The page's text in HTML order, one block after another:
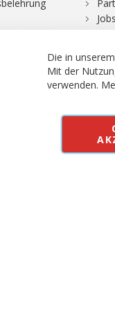
Jobs
Vertrag
Alle Preise inkl.
Die in
Mit der
verwenden.